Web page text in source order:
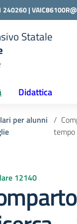
240260 |
Statale
Didattica
per alunni
12140